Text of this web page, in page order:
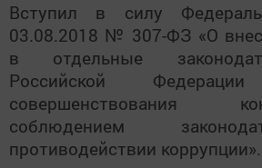
Вступил в силу
03.08.2018 № 307-ФЗ «О
в отдельные
Российской
совершенствования
соблюдением
противодействии коррупции».